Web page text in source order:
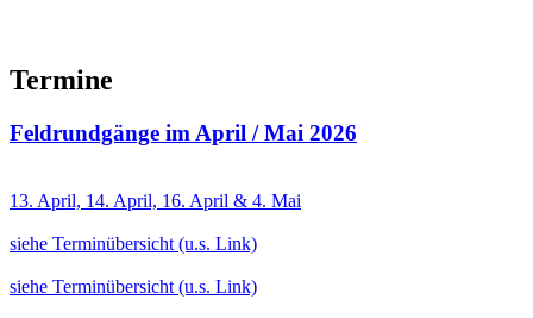
Termine
Feldrundgänge im April / Mai 2026
13. April, 14. April, 16. April & 4. Mai
siehe Terminübersicht (u.s. Link)
siehe Terminübersicht (u.s. Link)